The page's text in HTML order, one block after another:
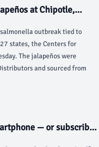
at Chipotle,
outbreak tied to
states, the Centers for
The jalapeños were
and sourced from
— or subscribe